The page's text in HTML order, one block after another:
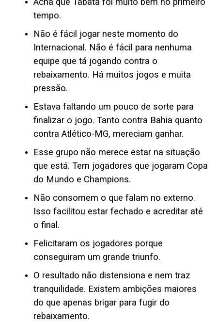
tempo.
Não é fácil jogar neste momento do
Internacional. Não é fácil para nenhuma
equipe que tá jogando contra o
rebaixamento. Há muitos jogos e muita
pressão.
Estava faltando um pouco de sorte para
finalizar o jogo. Tanto contra Bahia quanto
contra Atlético-MG, mereciam ganhar.
Esse grupo não merece estar na situação
que está. Tem jogadores que jogaram Copa
do Mundo e Champions.
Não consomem o que falam no externo.
Isso facilitou estar fechado e acreditar até
o final.
Felicitaram os jogadores porque
conseguiram um grande triunfo.
O resultado não distensiona e nem traz
tranquilidade. Existem ambições maiores
do que apenas brigar para fugir do
rebaixamento.